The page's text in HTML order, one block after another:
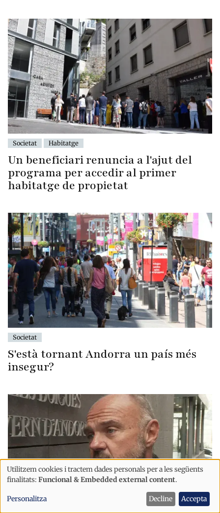
Societat Habitatge
Un beneficiari renuncia a l'ajut del
programa per accedir al primer
habitatge de propietat
Societat
S'està tornant Andorra un país més
insegur?
Ús
de
dades
Utilitzem cookies i tractem dades personals per a les següents
finalitats: Funcional & Embedded external content.
Personalitza Decline Accepta